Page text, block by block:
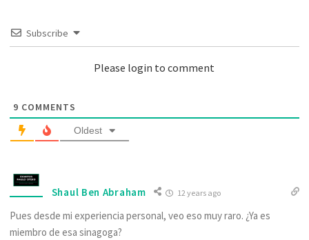
Subscribe
Please login to comment
9 COMMENTS
Oldest
Shaul Ben Abraham 12 years ago
Pues desde mi experiencia personal, veo eso muy raro. ¿Ya es
miembro de esa sinagoga?